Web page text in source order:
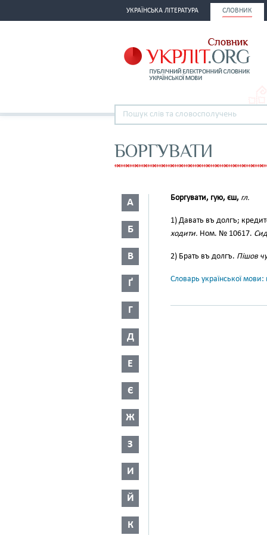
УКРАЇНСЬКА ЛІТЕРАТУРА СЛОВНИК
БОРГУВАТИ
А
Б
В
Ґ
Г
Д
Е
Є
Ж
З
И
Й
К
Боргувати, гую, єш, гл.
1) Давать въ долгъ;
ходити. Ном. № 10617.
2) Брать въ долгъ. Пішов
Словарь української